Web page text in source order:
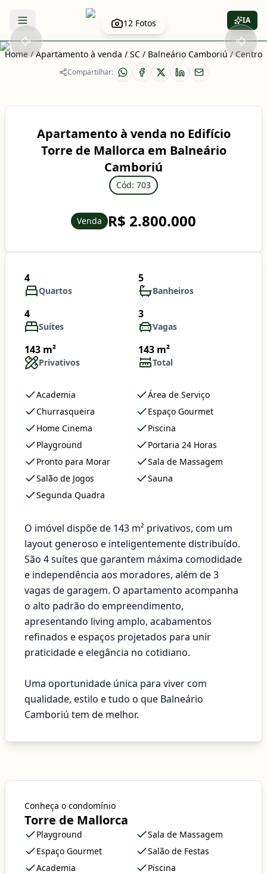
Abrir menu IA
12 Fotos
Home / Apartamento à venda / SC / Balneário Camboriú / Centro
Compartilhar:
Apartamento à venda no Edifício
Torre de Mallorca em Balneário
Camboriú
Cód: 703
Venda R$ 2.800.000
4
Quartos
5
Banheiros
4
Suítes
3
Vagas
143 m²
Privativos
143 m²
Total
Academia
Área de Serviço
Churrasqueira
Espaço Gourmet
Home Cinema
Piscina
Playground
Portaria 24 Horas
Pronto para Morar
Sala de Massagem
Salão de Jogos
Sauna
Segunda Quadra
O imóvel dispõe de 143 m² privativos, com um
layout generoso e inteligentemente distribuído.
São 4 suítes que garantem máxima comodidade
e independência aos moradores, além de 3
vagas de garagem. O apartamento acompanha
o alto padrão do empreendimento,
apresentando living amplo, acabamentos
refinados e espaços projetados para unir
praticidade e elegância no cotidiano.
Uma oportunidade única para viver com
qualidade, estilo e tudo o que Balneário
Camboriú tem de melhor.
Conheça o condomínio
Torre de Mallorca
Playground
Sala de Massagem
Espaço Gourmet
Salão de Festas
Academia
Piscina